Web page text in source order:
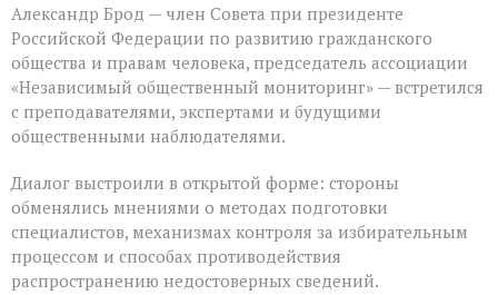
Александр Брод — член Совета при президенте
Российской Федерации по развитию гражданского
общества и правам человека, председатель ассоциации
«Независимый общественный мониторинг» — встретился
с преподавателями, экспертами и будущими
общественными наблюдателями.
Диалог выстроили в открытой форме: стороны
обменялись мнениями о методах подготовки
специалистов, механизмах контроля за избирательным
процессом и способах противодействия
распространению недостоверных сведений.